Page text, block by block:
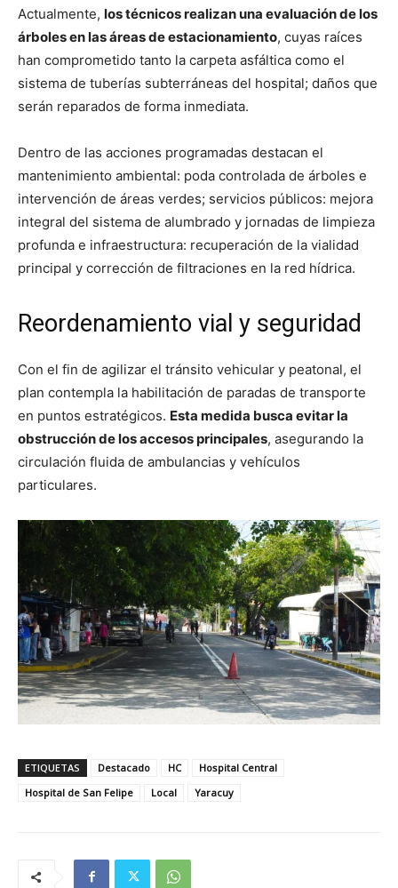
Actualmente, los técnicos realizan una evaluación de los
árboles en las áreas de estacionamiento, cuyas raíces
han comprometido tanto la carpeta asfáltica como el
sistema de tuberías subterráneas del hospital; daños que
serán reparados de forma inmediata.
​Dentro de las acciones programadas destacan el
mantenimiento ambiental: poda controlada de árboles e
intervención de áreas verdes; servicios públicos: mejora
integral del sistema de alumbrado y jornadas de limpieza
profunda e infraestructura: recuperación de la vialidad
principal y corrección de filtraciones en la red hídrica.
Reordenamiento vial y seguridad
​Con el fin de agilizar el tránsito vehicular y peatonal, el
plan contempla la habilitación de paradas de transporte
en puntos estratégicos. Esta medida busca evitar la
obstrucción de los accesos principales, asegurando la
circulación fluida de ambulancias y vehículos
particulares.
ETIQUETAS Destacado HC
Hospital Central
Hospital de San Felipe
Local Yaracuy